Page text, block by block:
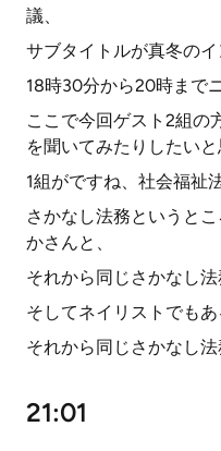
議、
サブタイトルが真冬のイ
18時30分から20時まで
ここで今回ゲスト2組の
を聞いてみたりしたいと
1組がですね、社会福祉
さかなし法務というと
かさんと、
それから同じさかなし
そしてネイリストでもあ
それから同じさかなし法
21:01